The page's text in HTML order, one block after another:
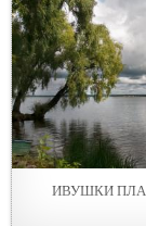
ИВУШКИ